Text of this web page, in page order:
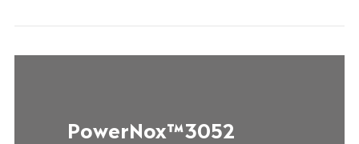
PowerNox™3052